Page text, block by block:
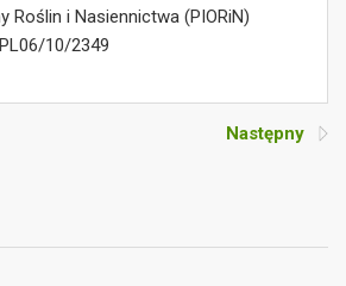
Roślin i Nasiennictwa (PIORiN)
10/2349
Następny